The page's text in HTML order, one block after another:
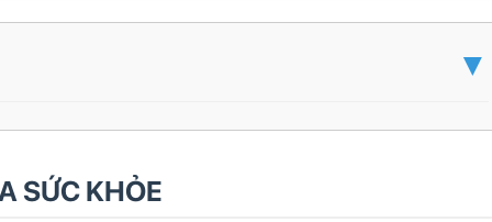
▼
SỨC KHỎE